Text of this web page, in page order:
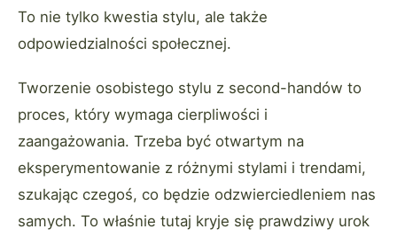
To nie tylko kwestia stylu, ale także
odpowiedzialności społecznej.
Tworzenie osobistego stylu z second-handów to
proces, który wymaga cierpliwości i
zaangażowania. Trzeba być otwartym na
eksperymentowanie z różnymi stylami i trendami,
szukając czegoś, co będzie odzwierciedleniem nas
samych. To właśnie tutaj kryje się prawdziwy urok